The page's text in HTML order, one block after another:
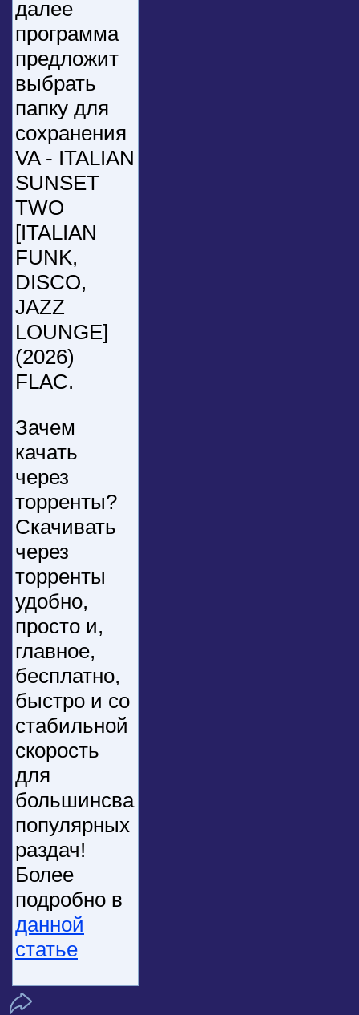
далее
программа
предложит
выбрать
папку для
сохранения
VA - ITALIAN
SUNSET
TWO
[ITALIAN
FUNK,
DISCO,
JAZZ
LOUNGE]
(2026)
FLAC.
Зачем
качать
через
торренты?
Скачивать
через
торренты
удобно,
просто и,
главное,
бесплатно,
быстро и со
стабильной
скорость
для
большинсва
популярных
раздач!
Более
подробно в
данной
статье